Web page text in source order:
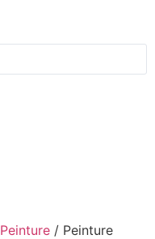
Peinture / Peinture